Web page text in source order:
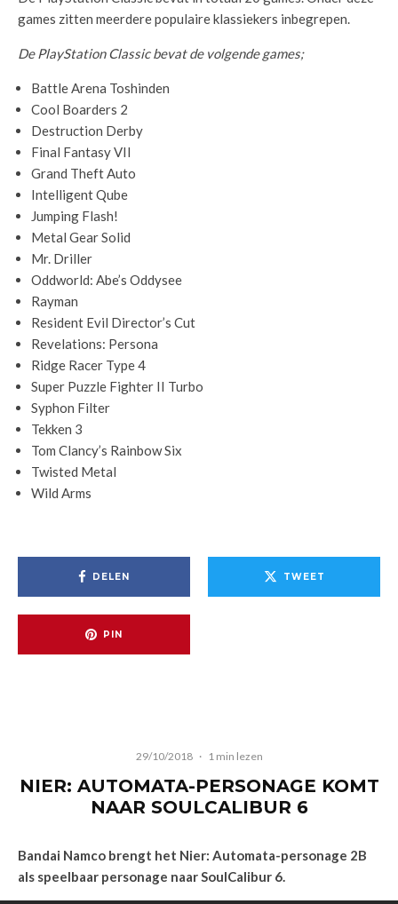
games zitten meerdere populaire klassiekers inbegrepen.
De PlayStation Classic bevat de volgende games;
Battle Arena Toshinden
Cool Boarders 2
Destruction Derby
Final Fantasy VII
Grand Theft Auto
Intelligent Qube
Jumping Flash!
Metal Gear Solid
Mr. Driller
Oddworld: Abe’s Oddysee
Rayman
Resident Evil Director’s Cut
Revelations: Persona
Ridge Racer Type 4
Super Puzzle Fighter II Turbo
Syphon Filter
Tekken 3
Tom Clancy’s Rainbow Six
Twisted Metal
Wild Arms
DELEN TWEET
PIN
29/10/2018 · 1 min lezen
NIER: AUTOMATA-PERSONAGE KOMT
NAAR SOULCALIBUR 6
Bandai Namco brengt het Nier: Automata-personage 2B
als speelbaar personage naar SoulCalibur 6.